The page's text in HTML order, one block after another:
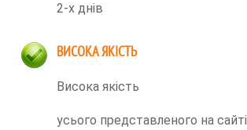
2-х днів
ВИСОКА ЯКІСТЬ
Висока якість
усього представленого на сайті